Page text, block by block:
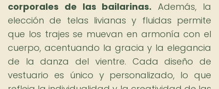
corporales de las bailarinas. Además, la
elección de telas livianas y fluidas permite
que los trajes se muevan en armonía con el
cuerpo, acentuando la gracia y la elegancia
de la danza del vientre. Cada diseño de
vestuario es único y personalizado, lo que